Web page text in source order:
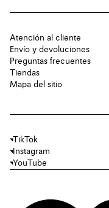
Atención al cliente
Envío y devoluciones
Preguntas frecuentes
Tiendas
Mapa del sitio
TikTok
Instagram
YouTube